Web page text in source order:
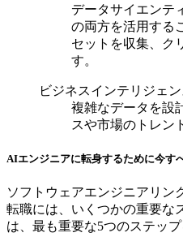
データサイエンテ
の両方を活用する
セットを収集、ク
す。
ビジネスインテリジェ
複雑なデータを設
スや市場のトレン
AIエンジニアに転身するために今す
ソフトウェアエンジニアリン
転職には、いくつかの重要な
は、最も重要な5つのステップ